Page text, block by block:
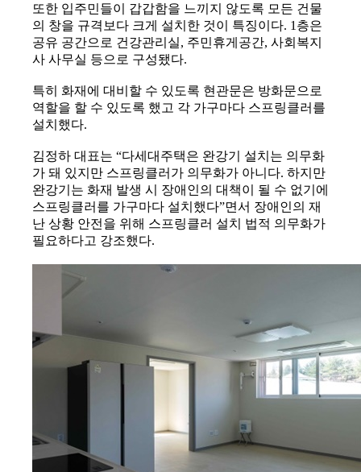
또한 입주민들이 갑갑함을 느끼지 않도록 모든 건물
의 창을 규격보다 크게 설치한 것이 특징이다. 1층은
공유 공간으로 건강관리실, 주민휴게공간, 사회복지
사 사무실 등으로 구성됐다.
특히 화재에 대비할 수 있도록 현관문은 방화문으로
역할을 할 수 있도록 했고 각 가구마다 스프링클러를
설치했다.
김정하 대표는 “다세대주택은 완강기 설치는 의무화
가 돼 있지만 스프링클러가 의무화가 아니다. 하지만
완강기는 화재 발생 시 장애인의 대책이 될 수 없기에
스프링클러를 가구마다 설치했다”면서 장애인의 재
난 상황 안전을 위해 스프링클러 설치 법적 의무화가
필요하다고 강조했다.